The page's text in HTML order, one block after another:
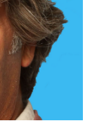
die er toe
van mensen,